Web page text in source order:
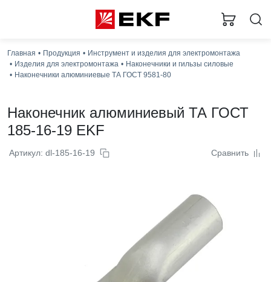
Главная Продукция
Инструмент и изделия для электромонтажа
Изделия для электромонтажа
Наконечники и гильзы силовые
Наконечники алюминиевые ТА ГОСТ 9581-80
Наконечник алюминиевый ТА ГОСТ
185-16-19 EKF
Артикул: dl-185-16-19 Сравнить